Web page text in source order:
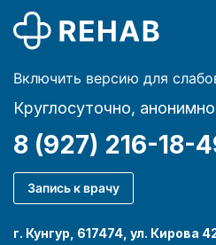
Включить версию для
Круглосуточно, анонимно
8 (927) 216-18-
Запись к врачу
г. Кунгур, 617474, ул. Кирова